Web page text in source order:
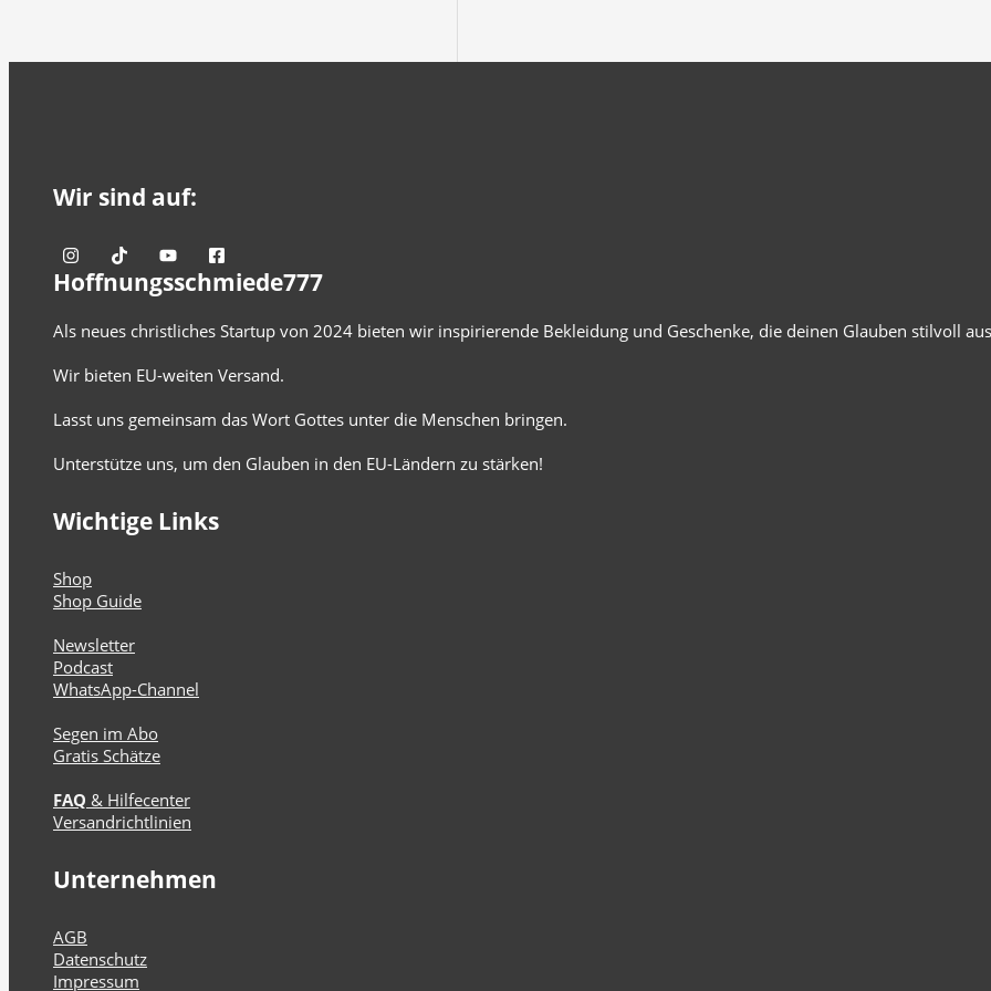
Wir sind auf:
Hoffnungsschmiede777
Als neues christliches Startup von 2024 bieten wir inspirierende Bekleidung und Geschenke, die deinen Glauben stilvoll
Wir bieten EU-weiten Versand.
Lasst uns gemeinsam das Wort Gottes unter die Menschen bringen.
Unterstütze uns, um den Glauben in den EU-Ländern zu stärken!
Wichtige Links
Shop
Shop Guide
Newsletter
Podcast
WhatsApp-Channel
Segen im Abo
Gratis Schätze
FAQ & Hilfecenter
Versandrichtlinien
Unternehmen
AGB
Datenschutz
Impressum